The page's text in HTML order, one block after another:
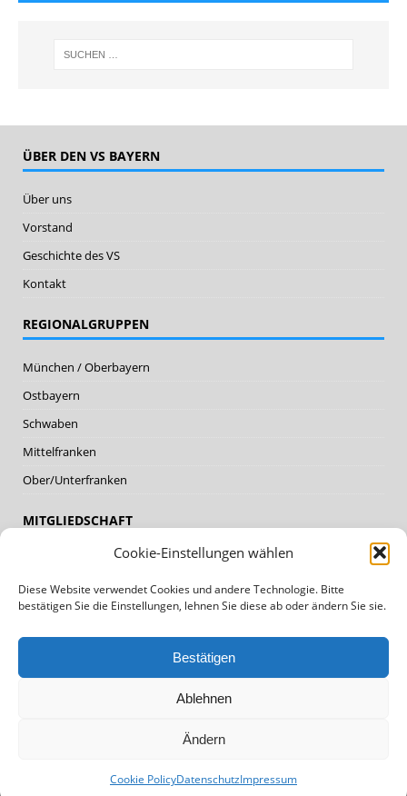
Cookie-Einstellungen wählen
Diese Website verwendet Cookies und andere Technologie. Bitte
bestätigen Sie die Einstellungen, lehnen Sie diese ab oder ändern Sie sie.
Bestätigen
Ablehnen
Ändern
Cookie PolicyDatenschutzImpressum
ÜBER DEN VS BAYERN
Über uns
Vorstand
Geschichte des VS
Kontakt
REGIONALGRUPPEN
München / Oberbayern
Ostbayern
Schwaben
Mittelfranken
Ober/Unterfranken
MITGLIEDSCHAFT
Mitglied werden
Datenschutz
Copyright © 2026 | WordPress Theme vonMH Themes